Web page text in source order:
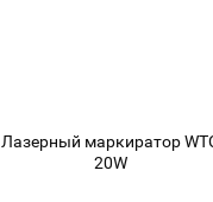
Лазерный маркиратор
20W